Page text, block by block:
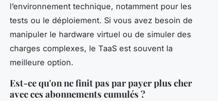
l’environnement technique, notamment pour les
tests ou le déploiement. Si vous avez besoin de
manipuler le hardware virtuel ou de simuler des
charges complexes, le TaaS est souvent la
meilleure option.
Est-ce qu'on ne finit pas par payer plus cher
avec ces abonnements cumulés ?